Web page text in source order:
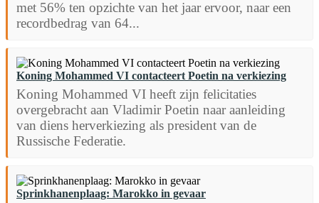
met 56% ten opzichte van het jaar ervoor, naar een
recordbedrag van 64...
Koning Mohammed VI contacteert Poetin na verkiezing
Koning Mohammed VI heeft zijn felicitaties
overgebracht aan Vladimir Poetin naar aanleiding
van diens herverkiezing als president van de
Russische Federatie.
Sprinkhanenplaag: Marokko in gevaar